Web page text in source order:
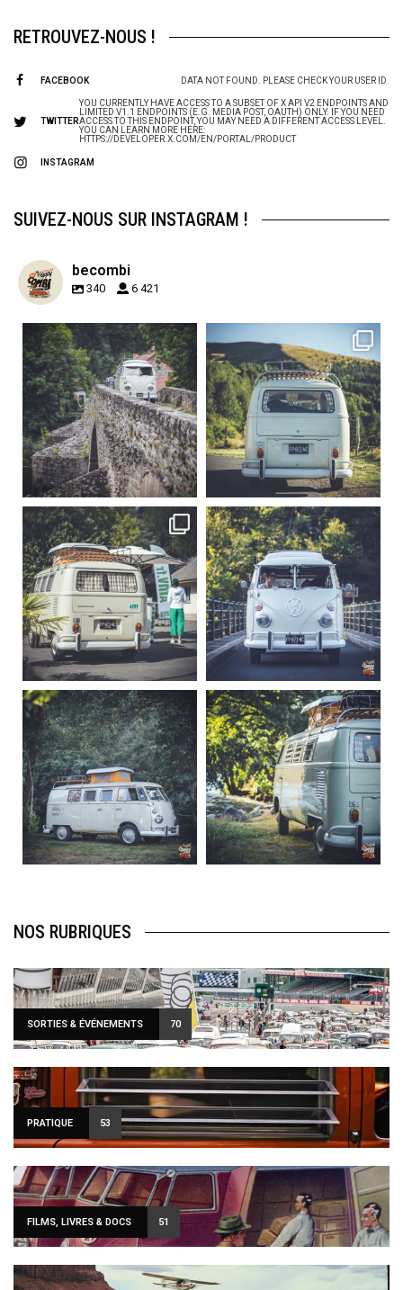
RETROUVEZ-NOUS !
FACEBOOK DATA NOT FOUND. PLEASE CHECK YOUR USER ID.
TWITTER
YOU CURRENTLY HAVE ACCESS TO A SUBSET OF X API V2 ENDPOINTS AND
LIMITED V1.1 ENDPOINTS (E.G. MEDIA POST, OAUTH) ONLY. IF YOU NEED
ACCESS TO THIS ENDPOINT, YOU MAY NEED A DIFFERENT ACCESS LEVEL.
YOU CAN LEARN MORE HERE:
HTTPS://DEVELOPER.X.COM/EN/PORTAL/PRODUCT
INSTAGRAM
SUIVEZ-NOUS SUR INSTAGRAM !
becombi
340 6 421
becombi
Sep 15
219
3
Sep 12
216
3
becombi
Sep 10
220
4
becombi
Août 10
177
0
becombi
Août 10
120
0
becombi
Août 10
108
0
NOS RUBRIQUES
SORTIES & ÉVÉNEMENTS 70
PRATIQUE 53
FILMS, LIVRES & DOCS 51